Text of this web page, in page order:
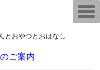
とおやつとおはなし
ご案内
T
o
g